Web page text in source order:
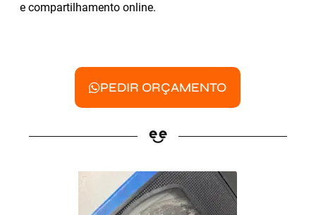
e compartilhamento online.
PEDIR ORÇAMENTO